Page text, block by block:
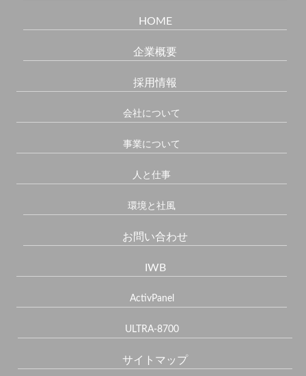
HOME
企業概要
採用情報
会社について
事業について
人と仕事
環境と社風
お問い合わせ
IWB
ActivPanel
ULTRA-8700
サイトマップ